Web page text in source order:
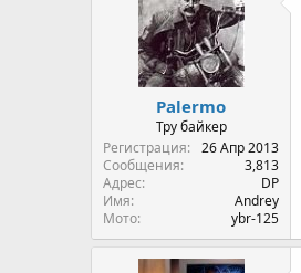
Palermo
Тру байкер
Регистрация
26 Апр 2013
Сообщения
3,813
Адрес
DP
Имя
Andrey
Мото
ybr-125